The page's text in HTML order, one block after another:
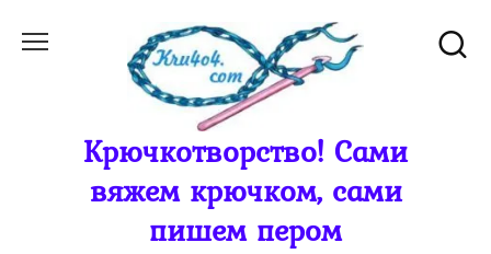
Крючкотворство! Сами
вяжем крючком, сами
пишем пером